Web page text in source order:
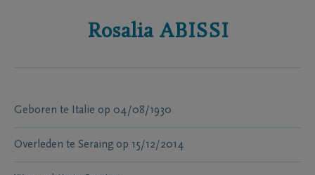
Rosalia ABISSI
Geboren te Italie op 04/08/1930
Overleden te Seraing op 15/12/2014